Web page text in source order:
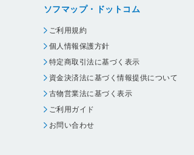
ソフマップ・ドットコム
ご利用規約
個人情報保護方針
特定商取引法に基づく表示
資金決済法に基づく情報提供について
古物営業法に基づく表示
ご利用ガイド
お問い合わせ